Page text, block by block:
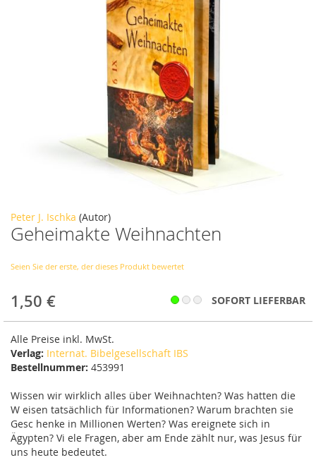
Peter J. Ischka (Autor)
Geheimakte Weihnachten
Seien Sie der erste, der dieses Produkt bewertet
1,50 € SOFORT LIEFERBAR
Alle Preise inkl. MwSt.
Verlag: Internat. Bibelgesellschaft IBS
Bestellnummer: 453991
Wissen wir wirklich alles über Weihnachten? Was hatten die
W eisen tatsächlich für Informationen? Warum brachten sie
Gesc henke in Millionen Werten? Was ereignete sich in
Ägypten? Vi ele Fragen, aber am Ende zählt nur, was Jesus für
uns heute bedeutet.
Zum
Anfang
der
springen